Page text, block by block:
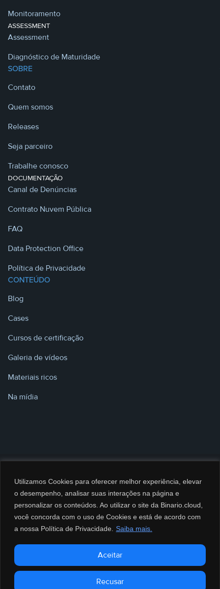
Utilizamos Cookies para oferecer melhor experiência, elevar
o desempenho, analisar suas interações na página e
personalizar os conteúdos. Ao utilizar o site da Binario.cloud,
você concorda com o uso de Cookies e está de acordo com
a nossa Política de Privacidade.
Saiba mais.
Recusar
Aceitar
Monitoramento
ASSESSMENT
Assessment
Diagnóstico de Maturidade
SOBRE
Contato
Quem somos
Releases
Seja parceiro
Trabalhe conosco
DOCUMENTAÇÃO
Canal de Denúncias
Contrato Nuvem Pública
FAQ
Data Protection Office
Política de Privacidade
CONTEÚDO
Blog
Cases
Cursos de certificação
Galeria de vídeos
Materiais ricos
Na mídia
@2026 BINARIO CLOUD Serviços de Computação e Informática LTDA. CNPJ:
35.688.025/0002-95 – Todos os direitos reservados.
0800 8080 790